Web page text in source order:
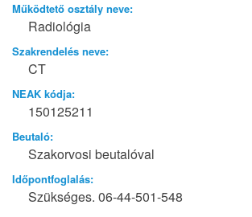
Működtető osztály neve:
Radiológia
Szakrendelés neve:
CT
NEAK kódja:
150125211
Beutaló:
Szakorvosi beutalóval
Időpontfoglalás:
Szükséges. 06-44-501-548